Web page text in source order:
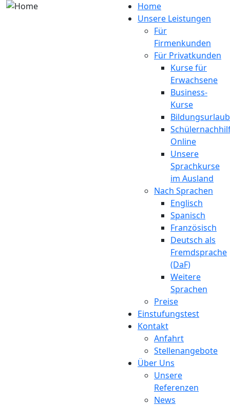
Direkt zum Inhalt
Home
Unsere Leistungen
Für
Firmenkunden
Für Privatkunden
Kurse für
Erwachsene
Business-
Kurse
Bildungsurlaub
Online
Unsere
Sprachkurse
im Ausland
Nach Sprachen
Englisch
Spanisch
Französisch
Deutsch als
Fremdsprache
(DaF)
Weitere
Sprachen
Preise
Einstufungstest
Kontakt
Anfahrt
Stellenangebote
Über Uns
Unsere
Referenzen
News